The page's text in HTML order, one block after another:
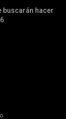
buscarán hacer